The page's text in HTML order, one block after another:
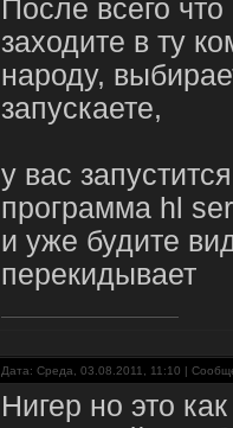
После всего
заходите в ту
народу,
запускаете,
у вас
программа hl
и уже будите
перекидывает
Дата: Среда, 03.08.2011, 11:10 |
Нигер но это